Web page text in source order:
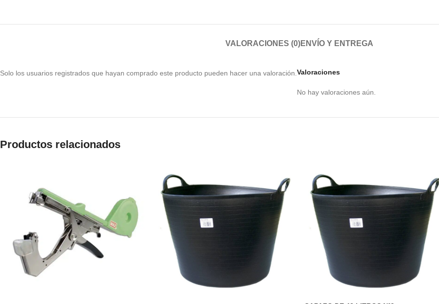
VALORACIONES (0)ENVÍO Y ENTREGA
Valoraciones
No hay valoraciones aún.
Solo los usuarios registrados que hayan comprado este producto pueden hacer una valoración.
Productos relacionados